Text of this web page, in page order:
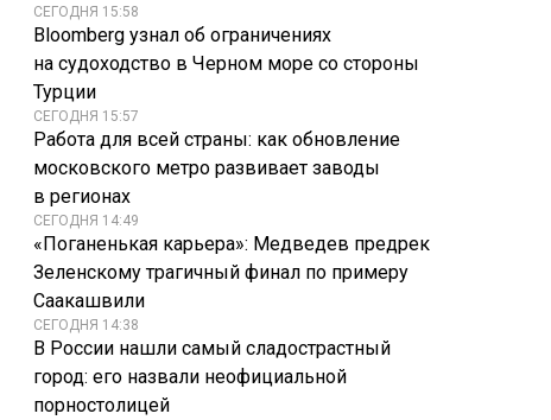
СЕГОДНЯ 15:58
Bloomberg узнал об ограничениях
на судоходство в Черном море со стороны
Турции
СЕГОДНЯ 15:57
Работа для всей страны: как обновление
московского метро развивает заводы
в регионах
СЕГОДНЯ 14:49
«Поганенькая карьера»: Медведев предрек
Зеленскому трагичный финал по примеру
Саакашвили
СЕГОДНЯ 14:38
В России нашли самый сладострастный
город: его назвали неофициальной
порностолицей